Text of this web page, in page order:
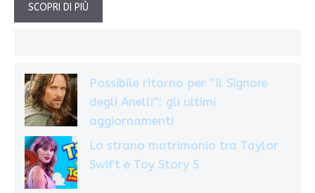
SCOPRI DI PIÙ
Possibile ritorno per “Il Signore
degli Anelli”: gli ultimi
aggiornamenti
Lo strano matrimonio tra Taylor
Swift e Toy Story 5